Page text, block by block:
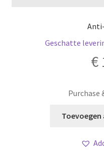
Geschatte
€
Purchase
Toevoegen